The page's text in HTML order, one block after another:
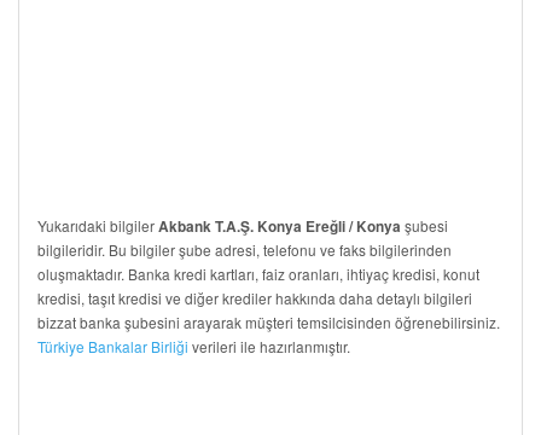
Yukarıdaki bilgilerAkbank T.A.Ş. Konya Ereğli / Konya şubesi
bilgileridir. Bu bilgiler şube adresi, telefonu ve faks bilgilerinden
oluşmaktadır. Banka kredi kartları, faiz oranları, ihtiyaç kredisi, konut
kredisi, taşıt kredisi ve diğer krediler hakkında daha detaylı bilgileri
bizzat banka şubesini arayarak müşteri temsilcisinden öğrenebilirsiniz.
Türkiye Bankalar Birliği verileri ile hazırlanmıştır.